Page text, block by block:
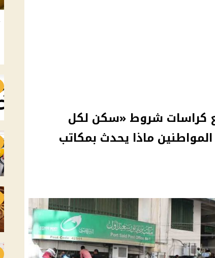
كراسات شروط «سكن لكل
المواطنين ماذا يحدث بمكاتب